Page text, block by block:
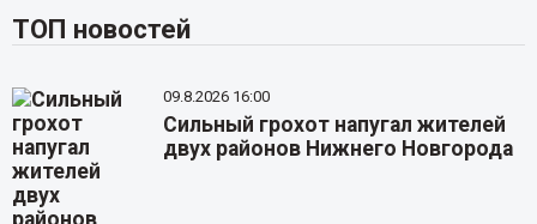
ТОП новостей
09.8.2026 16:00
Сильный грохот напугал жителей
двух районов Нижнего Новгорода